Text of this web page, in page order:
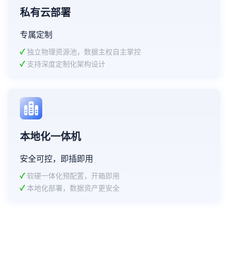
私有云部署
专属定制
✓ 独立物理资源池，数据主权自主掌控
✓ 支持深度定制化架构设计
本地化一体机
安全可控，即插即用
✓ 软硬一体化预配置，开箱即用
✓ 本地化部署，数据资产更安全